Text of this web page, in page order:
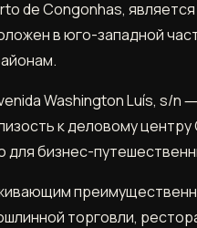
de Congonhas,
в юго-западной
Washington Luís, s/n
к деловому
бизнес-
торговли,